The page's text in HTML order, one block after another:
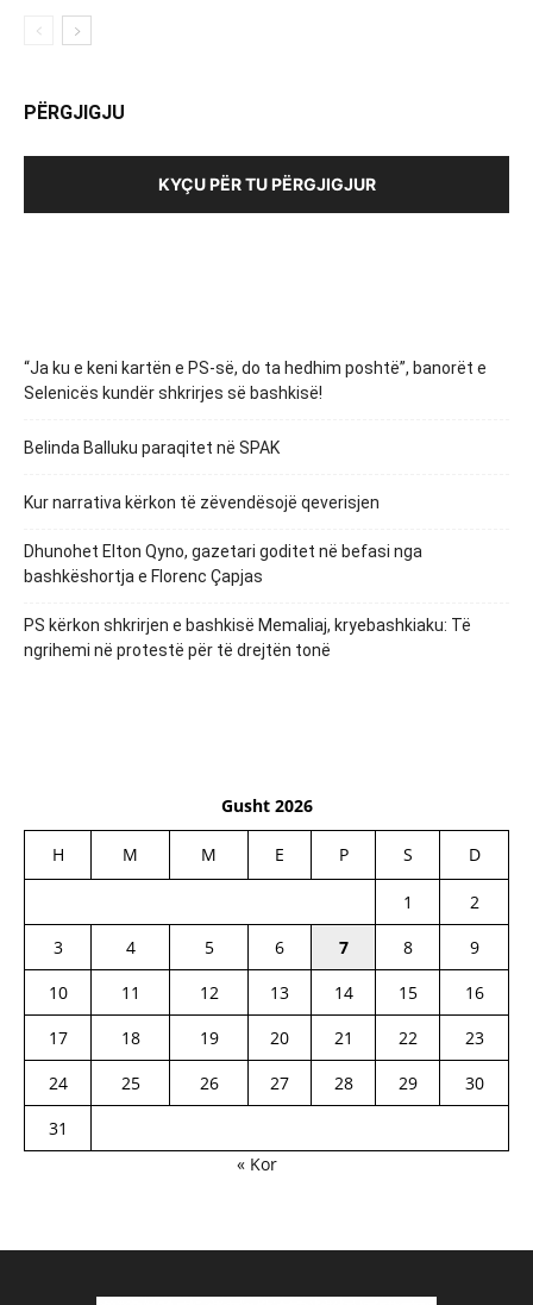
PËRGJIGJU
KYÇU PËR TU PËRGJIGJUR
“Ja ku e keni kartën e PS-së, do ta hedhim poshtë”, banorët e
Selenicës kundër shkrirjes së bashkisë!
Belinda Balluku paraqitet në SPAK
Kur narrativa kërkon të zëvendësojë qeverisjen
Dhunohet Elton Qyno, gazetari goditet në befasi nga
bashkëshortja e Florenc Çapjas
PS kërkon shkrirjen e bashkisë Memaliaj, kryebashkiaku: Të
ngrihemi në protestë për të drejtën tonë
Gusht 2026
H M M E P S D
1
2
3
4 5 6 7 8
9
10
11 12 13 14 15
16
17
18 19 20 21 22
23
24
25 26 27 28 29
30
31
« Kor